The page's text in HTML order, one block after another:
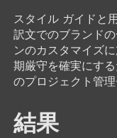
スタイル ガイドと
訳文でのブランド
ンのカスタマイズ
期厳守を確実にす
のプロジェクト管理
結果